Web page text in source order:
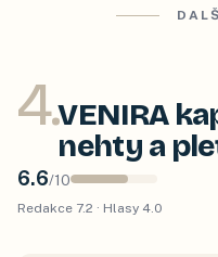
4.VENIRA
nehty a
6.6/10
Redakce 7.2 · Hlasy 4.0